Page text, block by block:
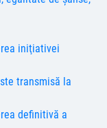
iniţiativei
transmisă la
definitivă a